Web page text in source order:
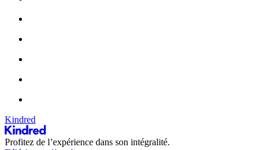
Kindred
Profitez de l’expérience dans son intégralité.